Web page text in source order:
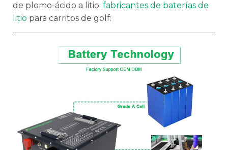
de plomo-ácido a litio. fabricantes de baterías de
litio para carritos de golf: